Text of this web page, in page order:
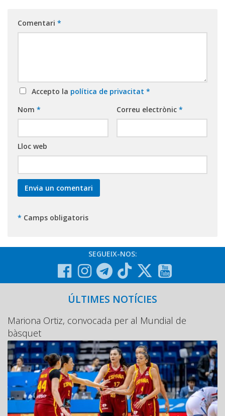
Comentari *
Accepto la política de privacitat *
Nom * Correu electrònic *
Lloc web
* Camps obligatoris
SEGUEIX-NOS:
ÚLTIMES NOTÍCIES
Mariona Ortiz, convocada per al Mundial de
bàsquet